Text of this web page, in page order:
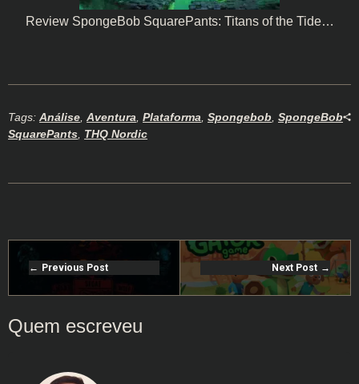
Review SpongeBob SquarePants: Titans of the Tide…
Tags: Análise Aventura Plataforma Spongebob SpongeBob
SquarePants THQ Nordic
Previous Post Next Post